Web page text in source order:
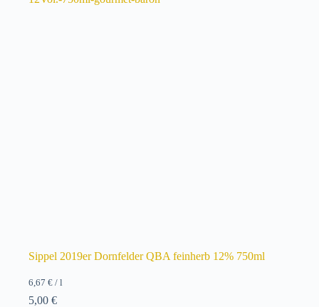
Sippel 2019er Dornfelder QBA feinherb 12% 750ml
6,67 € / l
5,00 €